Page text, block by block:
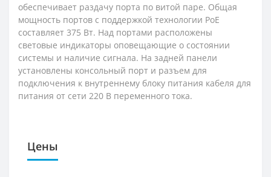
обеспечивает раздачу порта по витой паре. Общая
мощность портов с поддержкой технологии PoE
составляет 375 Вт. Над портами расположены
световые индикаторы оповещающие о состоянии
системы и наличие сигнала. На задней панели
установлены консольный порт и разъем для
подключения к внутреннему блоку питания кабеля для
питания от сети 220 В переменного тока.
Цены